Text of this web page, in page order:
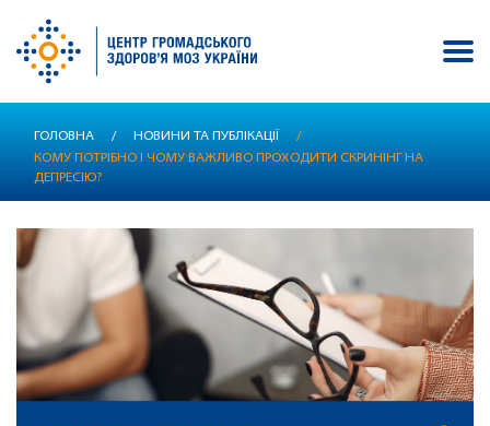
ГОЛОВНА / НОВИНИ ТА ПУБЛІКАЦІЇ
/
КОМУ ПОТРІБНО І ЧОМУ ВАЖЛИВО ПРОХОДИТИ СКРИНІНГ НА
ДЕПРЕСІЮ?